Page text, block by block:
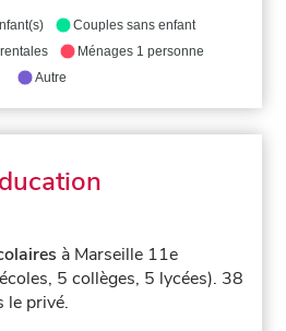
Couples sans enfant
Ménages 1 personne
Autre
à Marseille 11e
5 collèges, 5 lycées). 38
le privé.